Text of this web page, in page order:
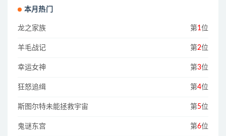
本月热门
龙之家族 第1位
羊毛战记 第2位
幸运女神 第3位
狂怒追缉 第4位
斯图尔特未能拯救宇宙 第5位
鬼谜东宫 第6位